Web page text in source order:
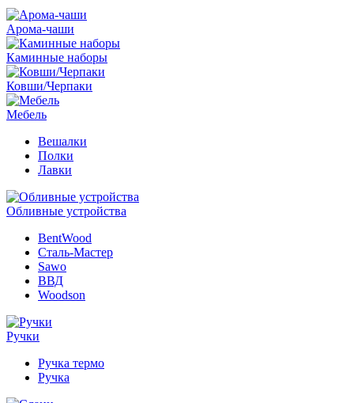
Арома-чаши
Каминные наборы
Ковши/Черпаки
Мебель
Вешалки
Полки
Лавки
Обливные устройства
BentWood
Сталь-Мастер
Sawo
ВВД
Woodson
Ручки
Ручка термо
Ручка